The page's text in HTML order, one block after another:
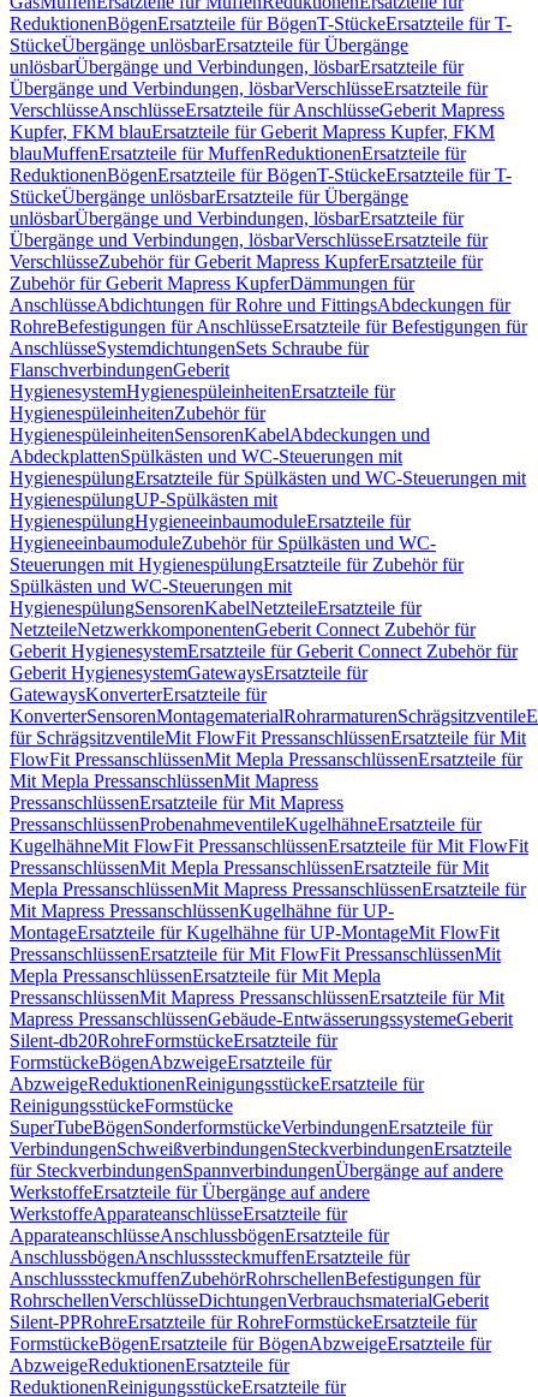
ReduktionenBögenErsatzteile für BögenT-StückeErsatzteile für T-
StückeÜbergänge unlösbarErsatzteile für Übergänge
unlösbarÜbergänge und Verbindungen, lösbarErsatzteile für
Übergänge und Verbindungen, lösbarVerschlüsseErsatzteile für
VerschlüsseAnschlüsseErsatzteile für AnschlüsseGeberit Mapress
Kupfer, FKM blauErsatzteile für Geberit Mapress Kupfer, FKM
blauMuffenErsatzteile für MuffenReduktionenErsatzteile für
ReduktionenBögenErsatzteile für BögenT-StückeErsatzteile für T-
StückeÜbergänge unlösbarErsatzteile für Übergänge
unlösbarÜbergänge und Verbindungen, lösbarErsatzteile für
Übergänge und Verbindungen, lösbarVerschlüsseErsatzteile für
VerschlüsseZubehör für Geberit Mapress KupferErsatzteile für
Zubehör für Geberit Mapress KupferDämmungen für
AnschlüsseAbdichtungen für Rohre und FittingsAbdeckungen für
RohreBefestigungen für AnschlüsseErsatzteile für Befestigungen für
AnschlüsseSystemdichtungenSets Schraube für
FlanschverbindungenGeberit
HygienesystemHygienespüleinheitenErsatzteile für
HygienespüleinheitenZubehör für
HygienespüleinheitenSensorenKabelAbdeckungen und
AbdeckplattenSpülkästen und WC-Steuerungen mit
HygienespülungErsatzteile für Spülkästen und WC-Steuerungen mit
HygienespülungUP-Spülkästen mit
HygienespülungHygieneeinbaumoduleErsatzteile für
HygieneeinbaumoduleZubehör für Spülkästen und WC-
Steuerungen mit HygienespülungErsatzteile für Zubehör für
Spülkästen und WC-Steuerungen mit
HygienespülungSensorenKabelNetzteileErsatzteile für
NetzteileNetzwerkkomponentenGeberit Connect Zubehör für
Geberit HygienesystemErsatzteile für Geberit Connect Zubehör für
Geberit HygienesystemGatewaysErsatzteile für
GatewaysKonverterErsatzteile für
KonverterSensorenMontagematerialRohrarmaturenSchrägsitzventile
für SchrägsitzventileMit FlowFit PressanschlüssenErsatzteile für Mit
FlowFit PressanschlüssenMit Mepla PressanschlüssenErsatzteile für
Mit Mepla PressanschlüssenMit Mapress
PressanschlüssenErsatzteile für Mit Mapress
PressanschlüssenProbenahmeventileKugelhähneErsatzteile für
KugelhähneMit FlowFit PressanschlüssenErsatzteile für Mit FlowFit
PressanschlüssenMit Mepla PressanschlüssenErsatzteile für Mit
Mepla PressanschlüssenMit Mapress PressanschlüssenErsatzteile für
Mit Mapress PressanschlüssenKugelhähne für UP-
MontageErsatzteile für Kugelhähne für UP-MontageMit FlowFit
PressanschlüssenErsatzteile für Mit FlowFit PressanschlüssenMit
Mepla PressanschlüssenErsatzteile für Mit Mepla
PressanschlüssenMit Mapress PressanschlüssenErsatzteile für Mit
Mapress PressanschlüssenGebäude-EntwässerungssystemeGeberit
Silent-db20RohreFormstückeErsatzteile für
FormstückeBögenAbzweigeErsatzteile für
AbzweigeReduktionenReinigungsstückeErsatzteile für
ReinigungsstückeFormstücke
SuperTubeBögenSonderformstückeVerbindungenErsatzteile für
VerbindungenSchweißverbindungenSteckverbindungenErsatzteile
für SteckverbindungenSpannverbindungenÜbergänge auf andere
WerkstoffeErsatzteile für Übergänge auf andere
WerkstoffeApparateanschlüsseErsatzteile für
ApparateanschlüsseAnschlussbögenErsatzteile für
AnschlussbögenAnschlusssteckmuffenErsatzteile für
AnschlusssteckmuffenZubehörRohrschellenBefestigungen für
RohrschellenVerschlüsseDichtungenVerbrauchsmaterialGeberit
Silent-PPRohreErsatzteile für RohreFormstückeErsatzteile für
FormstückeBögenErsatzteile für BögenAbzweigeErsatzteile für
AbzweigeReduktionenErsatzteile für
ReduktionenReinigungsstückeErsatzteile für